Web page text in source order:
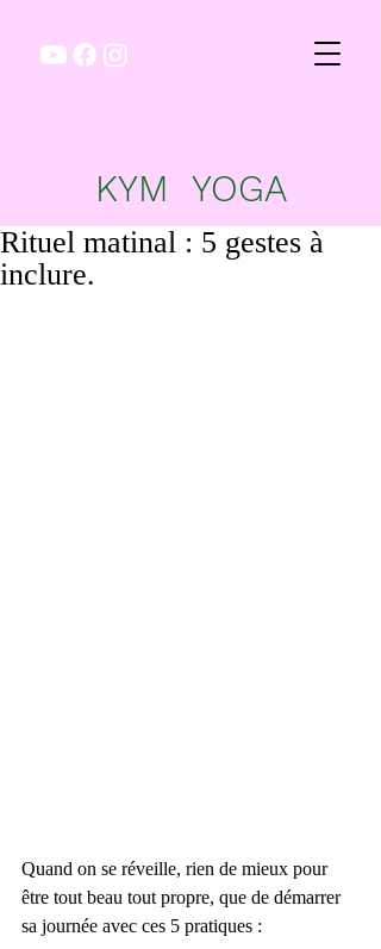
KYM YOGA
Rituel matinal : 5 gestes à
inclure.
Quand on se réveille, rien de mieux pour
être tout beau tout propre, que de démarrer
sa journée avec ces 5 pratiques :